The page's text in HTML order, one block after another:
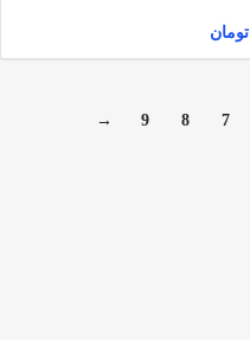
تومان
7
8
9
→